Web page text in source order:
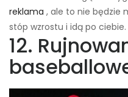
reklama , ale to nie będzie
stóp wzrostu i idą po ciebie.
12.